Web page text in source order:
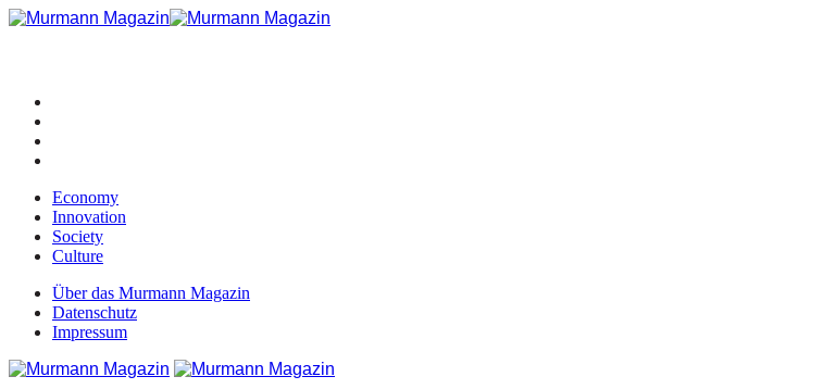
Economy
Innovation
Society
Culture
Über das Murmann Magazin
Datenschutz
Impressum